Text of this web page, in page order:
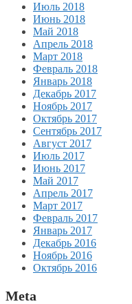
Июль 2018
Июнь 2018
Май 2018
Апрель 2018
Март 2018
Февраль 2018
Январь 2018
Декабрь 2017
Ноябрь 2017
Октябрь 2017
Сентябрь 2017
Август 2017
Июль 2017
Июнь 2017
Май 2017
Апрель 2017
Март 2017
Февраль 2017
Январь 2017
Декабрь 2016
Ноябрь 2016
Октябрь 2016
Meta